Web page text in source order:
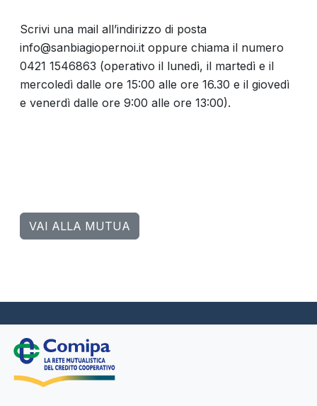
Scrivi una mail all’indirizzo di posta
info@sanbiagiopernoi.it oppure chiama il numero
0421 1546863 (operativo il lunedì, il martedì e il
mercoledì dalle ore 15:00 alle ore 16.30 e il giovedì
e venerdì dalle ore 9:00 alle ore 13:00).
VAI ALLA MUTUA